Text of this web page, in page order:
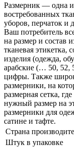
Размерник — одна
востребованных
уборов, перчаток и
Ваш потребитель
на размер и состав
тканевая
изделия (одежда,
арабские (… 50,
цифры. Также
размерники, на
размерная сетка,
нужный размер на
размерники для
сатине и тафте.
Страна
Штук в упаковке